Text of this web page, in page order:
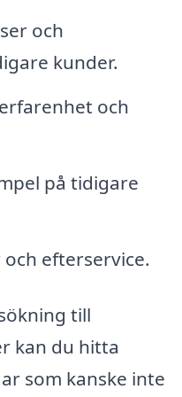
och
kunder.
och
på tidigare
efterservice.
till
kan du hitta
som kanske inte